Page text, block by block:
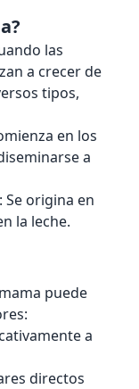
las
a crecer de
tipos,
en los
a
: Se origina en
la leche.
puede
a
directos